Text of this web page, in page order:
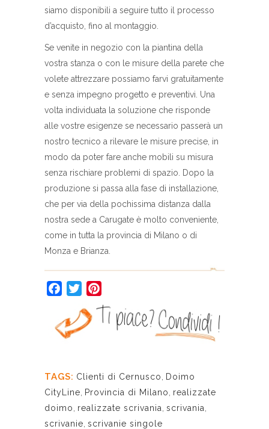
siamo disponibili a seguire tutto il processo
d’acquisto, fino al montaggio.
Se venite in negozio con la piantina della
vostra stanza o con le misure della parete che
volete attrezzare possiamo farvi gratuitamente
e senza impegno progetto e preventivi. Una
volta individuata la soluzione che risponde
alle vostre esigenze se necessario passerà un
nostro tecnico a rilevare le misure precise, in
modo da poter fare anche mobili su misura
senza rischiare problemi di spazio. Dopo la
produzione si passa alla fase di installazione,
che per via della pochissima distanza dalla
nostra sede a Carugate è molto conveniente,
come in tutta la provincia di Milano o di
Monza e Brianza.
Facebook
Twitter
TAGS: Clienti di Cernusco
Doimo
CityLine
Provincia di Milano
realizzate
doimo
realizzate scrivania scrivania
scrivanie scrivanie singole